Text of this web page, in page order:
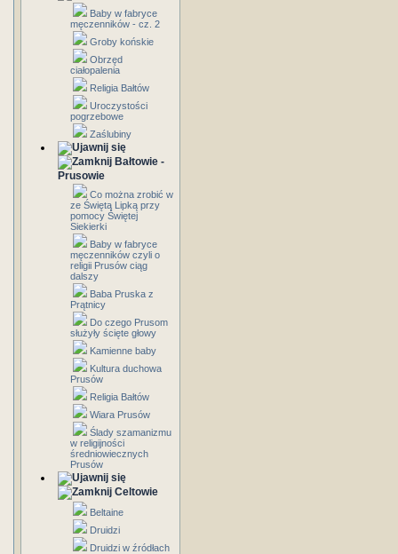
Baby w fabryce
męczenników - cz. 2
Groby końskie
Obrzęd
ciałopalenia
Religia Bałtów
Uroczystości
pogrzebowe
Zaślubiny
Bałtowie -
Prusowie
Co można zrobić w
ze Świętą Lipką przy
pomocy Świętej
Siekierki
Baby w fabryce
męczenników czyli o
religii Prusów ciąg
dalszy
Baba Pruska z
Prątnicy
Do czego Prusom
służyły ścięte głowy
Kamienne baby
Kultura duchowa
Prusów
Religia Bałtów
Wiara Prusów
Ślady szamanizmu
w religijności
średniowiecznych
Prusów
Celtowie
Beltaine
Druidzi
Druidzi w źródłach